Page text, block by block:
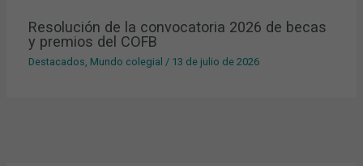
Resolución de la convocatoria 2026 de becas
y premios del COFB
Destacados, Mundo colegial / 13 de julio de 2026